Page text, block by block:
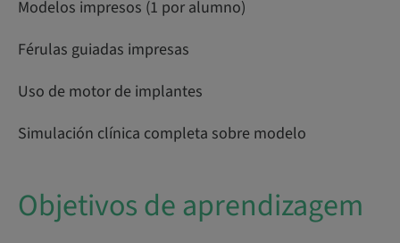
Modelos impresos (1 por alumno)
Férulas guiadas impresas
Uso de motor de implantes
Simulación clínica completa sobre modelo
Objetivos de aprendizagem